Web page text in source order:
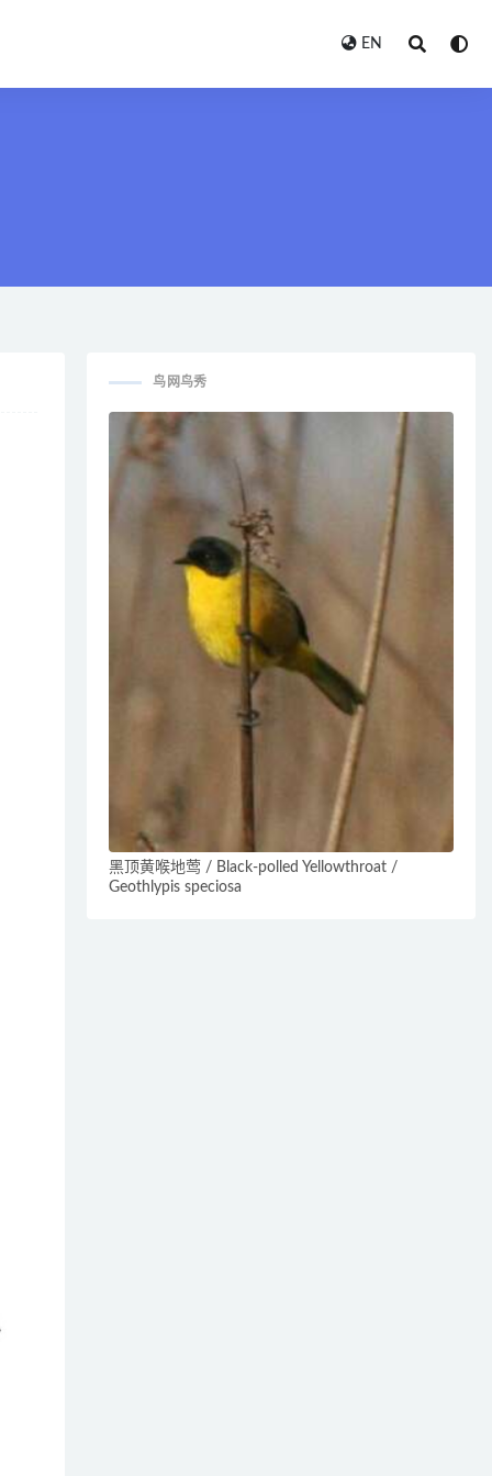
EN
鸟网鸟秀
黑顶黄喉地莺 / Black-polled Yellowthroat /
Geothlypis speciosa